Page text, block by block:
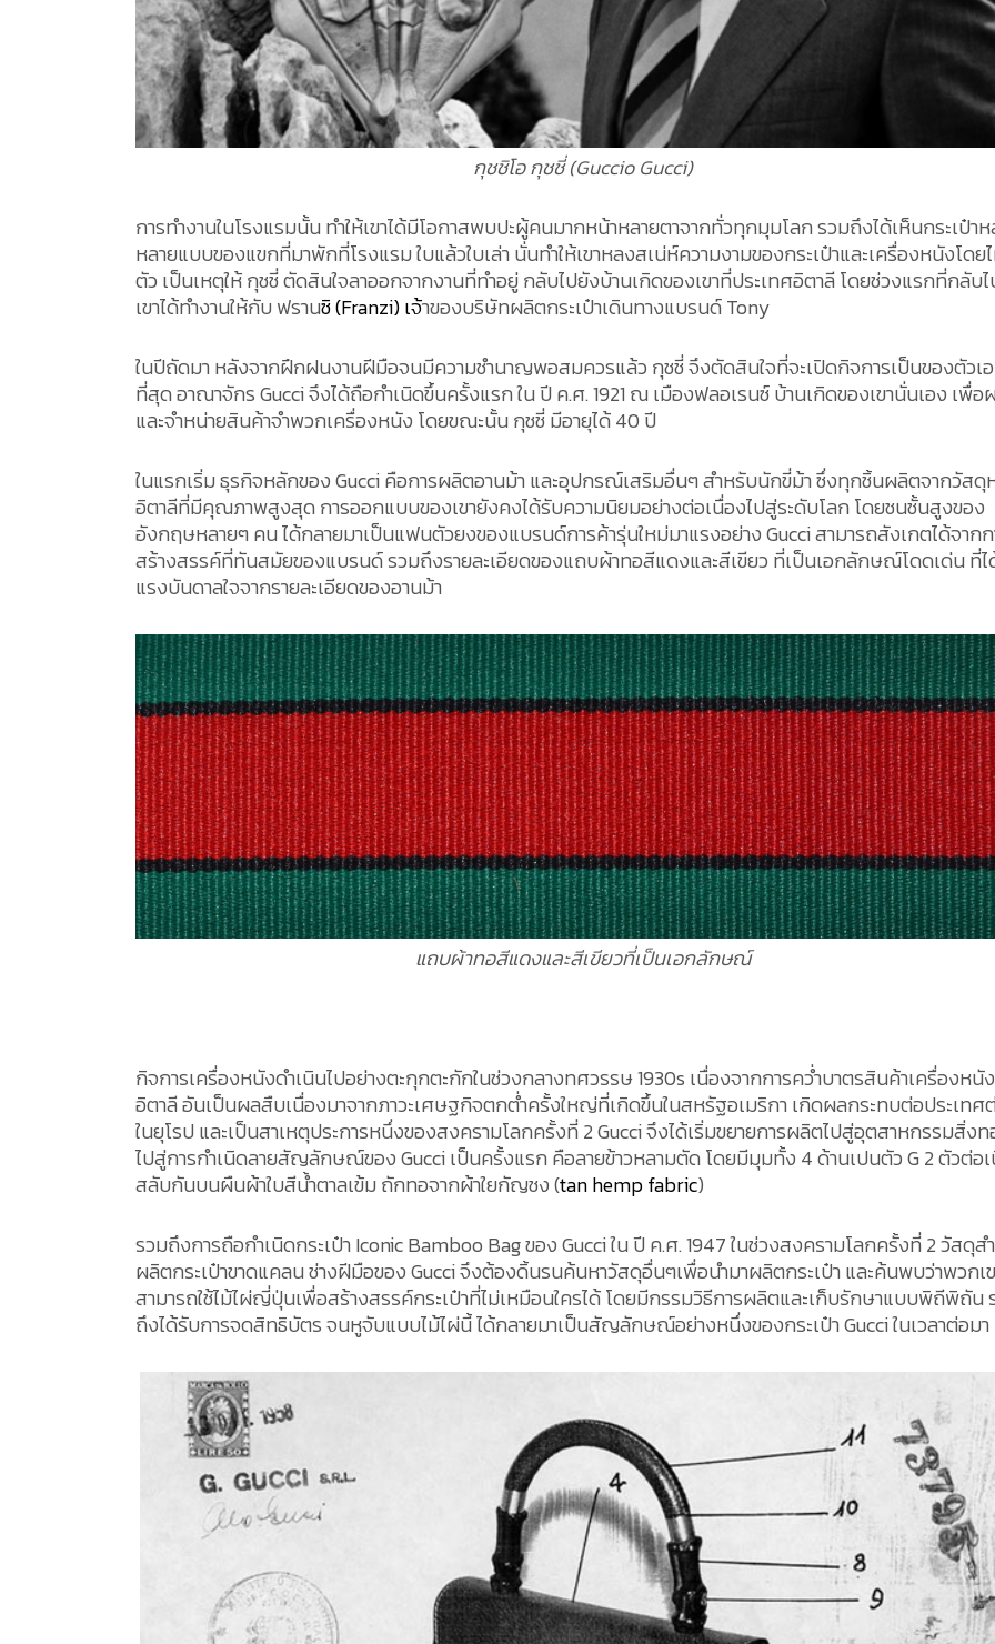
กุชชิโอ กุชชี่ (Guccio Gucci)
การทำงานในโรงแรมนั้น ทำให้เขาได้มีโอกาสพบปะผู้คนมากหน้าหลายตาจากทั่วทุกมุมโลก รวมถึงได้เห็นกระเป๋า
หลายแบบของแขกที่มาพักที่โรงแรม ใบแล้วใบเล่า นั่นทำให้เขาหลงสเน่ห์ความงามของกระเป๋าและเครื่องหนังโดย
ตัว เป็นเหตุให้ กุชชี่ ตัดสินใจลาออกจากงานที่ทำอยู่ กลับไปยังบ้านเกิดของเขาที่ประเทศอิตาลี โดยช่วงแรกที่กลับ
เขาได้ทำงานให้กับ ฟรานซิ (Franzi) เจ้าของบริษัทผลิตกระเป๋าเดินทางแบรนด์ Tony
ในปีถัดมา หลังจากฝึกฝนงานฝีมือจนมีความชำนาญพอสมควรแล้ว กุชชี่ จึงตัดสินใจที่จะเปิดกิจการเป็นของตัวเอ
ที่สุด อาณาจักร Gucci จึงได้ถือกำเนิดขึ้นครั้งแรก ใน ปี ค.ศ. 1921 ณ เมืองฟลอเรนซ์ บ้านเกิดของเขานั่นเอง เพื่อ
และจำหน่ายสินค้าจำพวกเครื่องหนัง โดยขณะนั้น กุชชี่ มีอายุได้ 40 ปี
ในแรกเริ่ม ธุรกิจหลักของ Gucci คือการผลิตอานม้า และอุปกรณ์เสริมอื่นๆ สำหรับนักขี่ม้า ซึ่งทุกชิ้นผลิตจากวัสดุ
อิตาลีที่มีคุณภาพสูงสุด การออกแบบของเขายังคงได้รับความนิยมอย่างต่อเนื่องไปสู่ระดับโลก โดยชนชั้นสูงของ
อังกฤษหลายๆ คน ได้กลายมาเป็นแฟนตัวยงของแบรนด์การค้ารุ่นใหม่มาแรงอย่าง Gucci สามารถสังเกตได้จากก
สร้างสรรค์ที่ทันสมัยของแบรนด์ รวมถึงรายละเอียดของแถบผ้าทอสีแดงและสีเขียว ที่เป็นเอกลักษณ์โดดเด่น ที่ไ
แรงบันดาลใจจากรายละเอียดของอานม้า
แถบผ้าทอสีแดงและสีเขียวที่เป็นเอกลักษณ์
กิจการเครื่องหนังดำเนินไปอย่างตะกุกตะกักในช่วงกลางทศวรรษ 1930s เนื่องจากการคว่ำบาตรสินค้าเครื่องหนั
อิตาลี อันเป็นผลสืบเนื่องมาจากภาวะเศษฐกิจตกต่ำครั้งใหญ่ที่เกิดขึ้นในสหรัฐอเมริกา เกิดผลกระทบต่อประเทศ
ในยุโรป และเป็นสาเหตุประการหนึ่งของสงครามโลกครั้งที่ 2 Gucci จึงได้เริ่มขยายการผลิตไปสู่อุตสาหกรรมสิ่งท
ไปสู่การกำเนิดลายสัญลักษณ์ของ Gucci เป็นครั้งแรก คือลายข้าวหลามตัด โดยมีมุมทั้ง 4 ด้านเปนตัว G 2 ตัวต่อ
สลับกันบนผืนผ้าใบสีน้ำตาลเข้ม ถักทอจากผ้าใยกัญชง (tan hemp fabric)
รวมถึงการถือกำเนิดกระเป๋า Iconic Bamboo Bag ของ Gucci ใน ปี ค.ศ. 1947 ในช่วงสงครามโลกครั้งที่ 2 วัสดุส
ผลิตกระเป๋าขาดแคลน ช่างฝีมือของ Gucci จึงต้องดิ้นรนค้นหาวัสดุอื่นๆเพื่อนำมาผลิตกระเป๋า และค้นพบว่าพวกเ
สามารถใช้ไม้ไผ่ญี่ปุ่นเพื่อสร้างสรรค์กระเป๋าที่ไม่เหมือนใครได้ โดยมีกรรมวิธีการผลิตและเก็บรักษาแบบพิถีพิถัน
ถึงได้รับการจดสิทธิบัตร จนหูจับแบบไม้ไผ่นี้ ได้กลายมาเป็นสัญลักษณ์อย่างหนึ่งของกระเป๋า Gucci ในเวลาต่อมา